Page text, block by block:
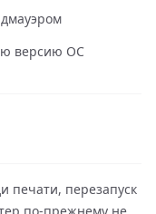
версию ОС
печати, перезапуск